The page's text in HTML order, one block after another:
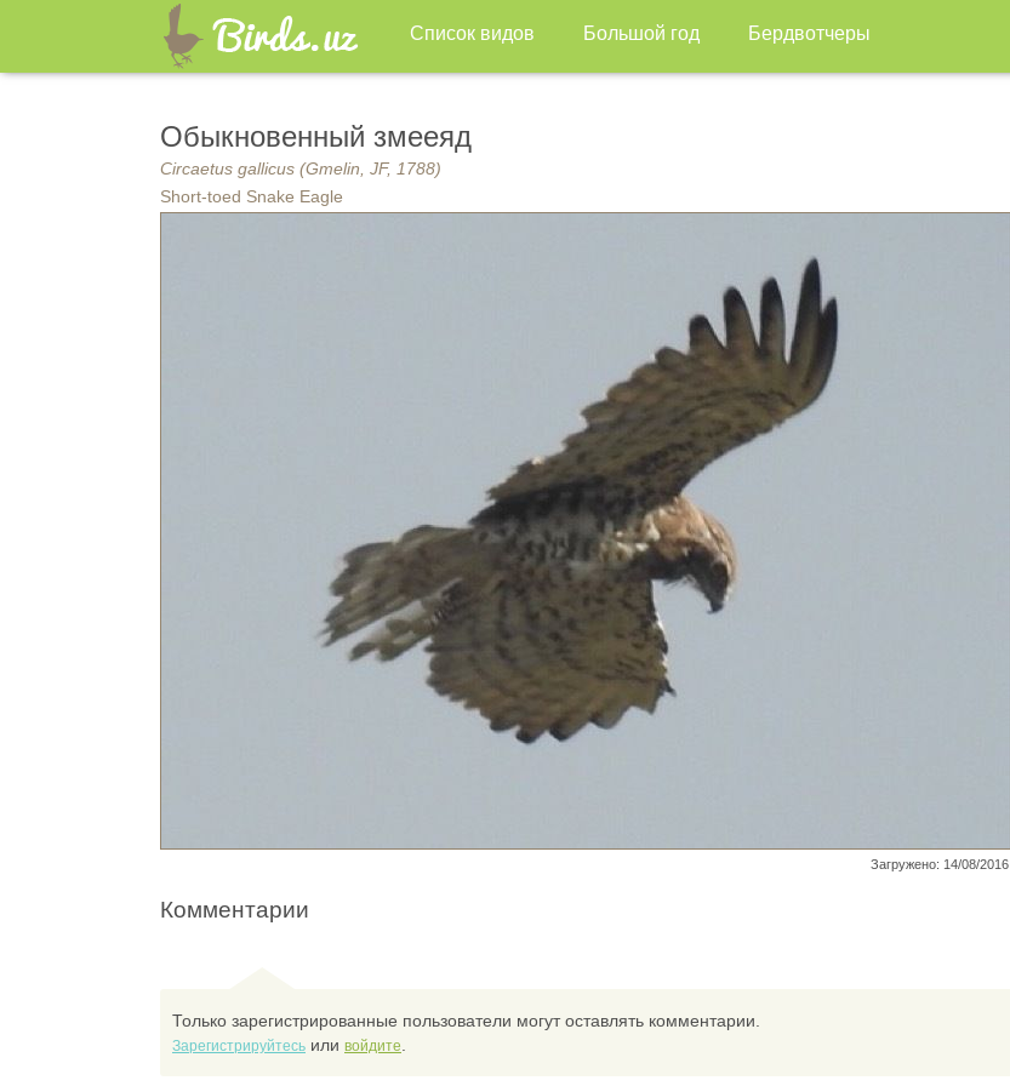
Список видов Большой год Бердвотчеры
Обыкновенный змееяд
Circaetus gallicus (Gmelin, JF, 1788)
Short-toed Snake Eagle
Загружено: 14/08/2016
Комментарии
Только зарегистрированные пользователи могут оставлять комментарии.
Зарегистрируйтесь или войдите